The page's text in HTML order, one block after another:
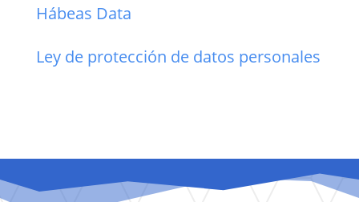
Hábeas Data
Ley de protección de datos personales